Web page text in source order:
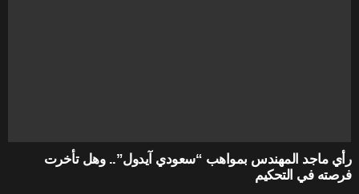
رأي ماجد المهندس بمواهب “سعودي آيدول”.. وهل تأخرت
فرصته في التحكيم